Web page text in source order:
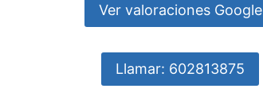
Ver valoraciones Google
Llamar: 602813875